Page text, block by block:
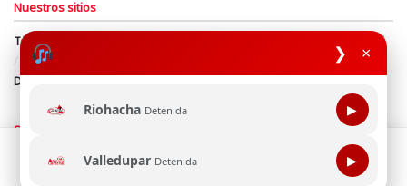
❯ ×
Riohacha Detenida ▶
Valledupar Detenida ▶
Nuestros sitios
Términos y Condiciones
Derechos de Autor y Propiedad Intelectual
Política de uso de cookies
Política de Tratamiento de Datos
Directrices Editoriales
Síguenos
Esta página web usa cookie para mejorar tu experiencia de
navegación, al continuar aceptas nuestra política de uso de